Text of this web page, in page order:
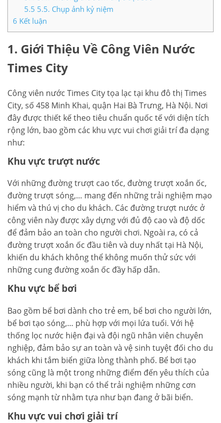
5.5 5.5. Chụp ảnh kỷ niệm
6 Kết luận
1. Giới Thiệu Về Công Viên Nước
Times City
Công viên nước Times City tọa lạc tại khu đô thị Times
City, số 458 Minh Khai, quận Hai Bà Trưng, Hà Nội. Nơi
đây được thiết kế theo tiêu chuẩn quốc tế với diện tích
rộng lớn, bao gồm các khu vực vui chơi giải trí đa dạng
như:
Khu vực trượt nước
Với những đường trượt cao tốc, đường trượt xoắn ốc,
đường trượt sóng,… mang đến những trải nghiệm mạo
hiểm và thú vị cho du khách. Các đường trượt nước ở
công viên này được xây dựng với đủ độ cao và độ dốc
để đảm bảo an toàn cho người chơi. Ngoài ra, có cả
đường trượt xoắn ốc đầu tiên và duy nhất tại Hà Nội,
khiến du khách không thể không muốn thử sức với
những cung đường xoắn ốc đầy hấp dẫn.
Khu vực bể bơi
Bao gồm bể bơi dành cho trẻ em, bể bơi cho người lớn,
bể bơi tạo sóng,… phù hợp với mọi lứa tuổi. Với hệ
thống lọc nước hiện đại và đội ngũ nhân viên chuyên
nghiệp, đảm bảo sự an toàn và vệ sinh tuyệt đối cho du
khách khi tắm biển giữa lòng thành phố. Bể bơi tạo
sóng cũng là một trong những điểm đến yêu thích của
nhiều người, khi bạn có thể trải nghiệm những cơn
sóng mạnh từ nhằm tựa như bạn đang ở bãi biển.
Khu vực vui chơi giải trí